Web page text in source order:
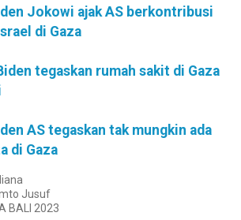
Jokowi ajak AS berkontribusi
di Gaza
tegaskan rumah sakit di Gaza
AS tegaskan tak mungkin ada
di Gaza
Jusuf
BALI 2023